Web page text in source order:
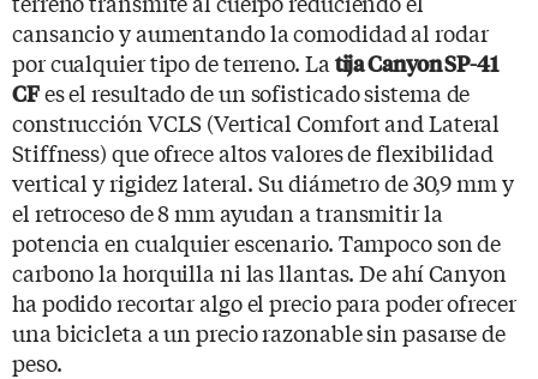
cansancio y aumentando la comodidad al rodar
por cualquier tipo de terreno. La tija Canyon SP-41
CFes el resultado de un sofisticado sistema de
construcción VCLS (Vertical Comfort and Lateral
Stiffness) que ofrece altos valores de flexibilidad
vertical y rigidez lateral. Su diámetro de 30,9 mm y
el retroceso de 8 mm ayudan a transmitir la
potencia en cualquier escenario. Tampoco son de
carbono la horquilla ni las llantas. De ahí Canyon
ha podido recortar algo el precio para poder ofrecer
una bicicleta a un precio razonable sin pasarse de
peso.